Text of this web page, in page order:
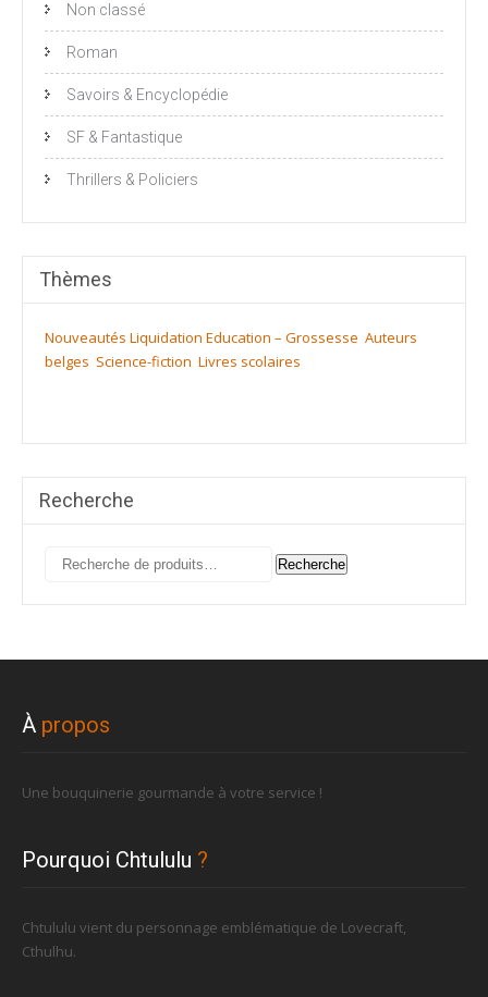
Non classé
Roman
Savoirs & Encyclopédie
SF & Fantastique
Thrillers & Policiers
Thèmes
Nouveautés Liquidation Education – Grossesse Auteurs
belges Science-fiction Livres scolaires
Recherche
Recherche
Recherche
À propos
Une bouquinerie gourmande à votre service !
Pourquoi Chtululu ?
Chtululu vient du personnage emblématique de Lovecraft,
Cthulhu.